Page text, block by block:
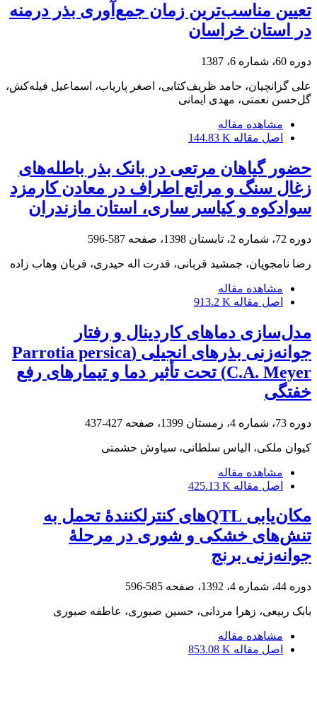
تعیین مناسب‌ترین زمان جمع‌آوری بذر درمنه
در استان خراسان
دوره 60، شماره 6، 1387
علی گزانچیان، حامد ظریف‌کتابی، اصغر پاریاب، اسماعیل فیله‌کش،
گل‌حسن نعمتی، مهدی ایمانی
مشاهده مقاله
اصل مقاله 144.83 K
حضور گیاهان مرتعی در بانک بذر باطله‌های
زغال سنگ و مراتع اطراف در معادن کارمزد
سوادکوه و کیاسر ساری، استان مازندران
دوره 72، شماره 2، تابستان 1398، صفحه 587-596
رضا نامجویان، جمشید قربانی، قدرت اله حیدری، قربان وهاب زاده
مشاهده مقاله
اصل مقاله 913.2 K
مدل‌سازی دماهای کاردینال و رفتار
جوانه‌زنی بذرهای انجیلی (Parrotia persica
C.A. Meyer) تحت تأثیر دما و تیمارهای رفع
خفتگی
دوره 73، شماره 4، زمستان 1399، صفحه 427-437
کیوان ملکی، الیاس سلطانی، سیاوش حشمتی
مشاهده مقاله
اصل مقاله 425.13 K
مکان‌یابی QTLهای کنترلکنندۀ تحمل به
تنش‌های خشکی و شوری در مرحلۀ
جوانه‌زنی برنج
دوره 44، شماره 4، 1392، صفحه 585-596
بابک ربیعی، زهرا مردانی، حسین صبوری، عاطفه صبوری
مشاهده مقاله
اصل مقاله 853.08 K